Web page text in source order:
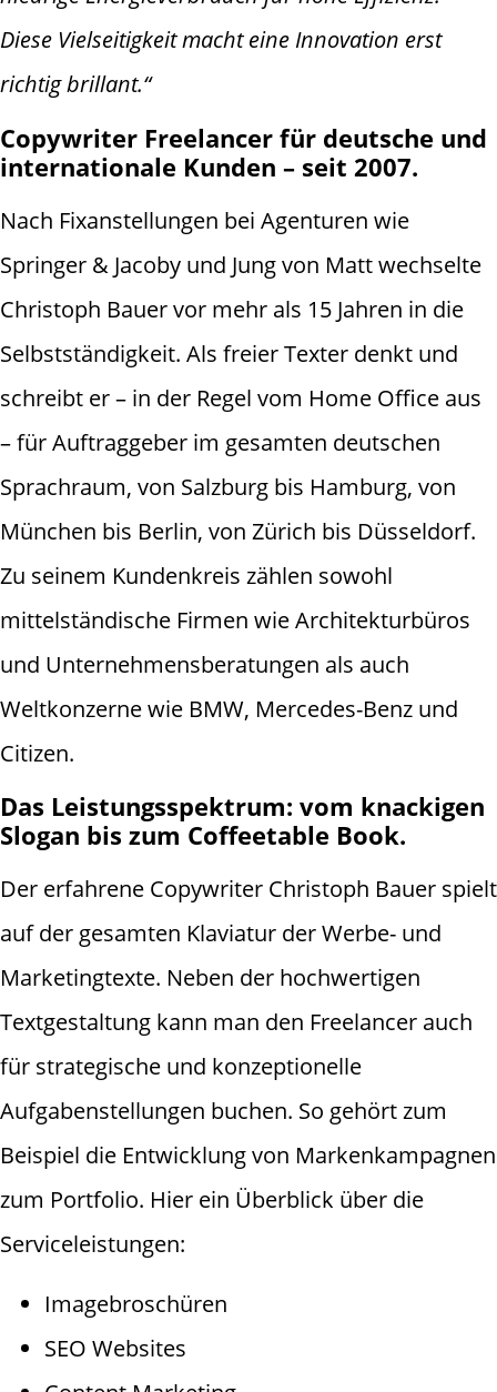
Diese Vielseitigkeit macht eine Innovation erst
richtig brillant.“
Copywriter Freelancer für deutsche und
internationale Kunden – seit 2007.
Nach Fixanstellungen bei Agenturen wie
Springer & Jacoby und Jung von Matt wechselte
Christoph Bauer vor mehr als 15 Jahren in die
Selbstständigkeit. Als freier Texter denkt und
schreibt er – in der Regel vom Home Office aus
– für Auftraggeber im gesamten deutschen
Sprachraum, von Salzburg bis Hamburg, von
München bis Berlin, von Zürich bis Düsseldorf.
Zu seinem Kundenkreis zählen sowohl
mittelständische Firmen wie Architekturbüros
und Unternehmensberatungen als auch
Weltkonzerne wie BMW, Mercedes-Benz und
Citizen.
Das Leistungsspektrum: vom knackigen
Slogan bis zum Coffeetable Book.
Der erfahrene Copywriter Christoph Bauer spielt
auf der gesamten Klaviatur der Werbe- und
Marketingtexte. Neben der hochwertigen
Textgestaltung kann man den Freelancer auch
für strategische und konzeptionelle
Aufgabenstellungen buchen. So gehört zum
Beispiel die Entwicklung von Markenkampagnen
zum Portfolio. Hier ein Überblick über die
Serviceleistungen:
Imagebroschüren
SEO Websites